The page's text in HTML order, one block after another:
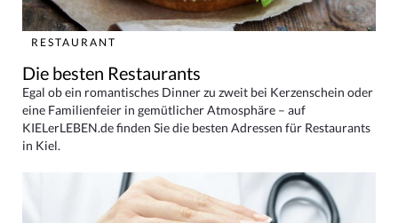
RESTAURANT
Die besten Restaurants
Egal ob ein romantisches Dinner zu zweit bei Kerzenschein oder
eine Familienfeier in gemütlicher Atmosphäre – auf
KIELerLEBEN.de finden Sie die besten Adressen für Restaurants
in Kiel.